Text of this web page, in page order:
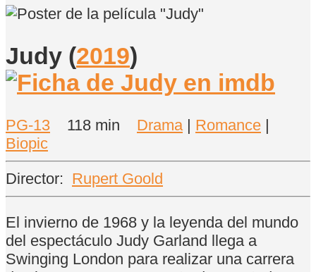
Judy (2019)
PG-13 118 min Drama | Romance |
Biopic
Director: Rupert Goold
El invierno de 1968 y la leyenda del mundo
del espectáculo Judy Garland llega a
Swinging London para realizar una carrera